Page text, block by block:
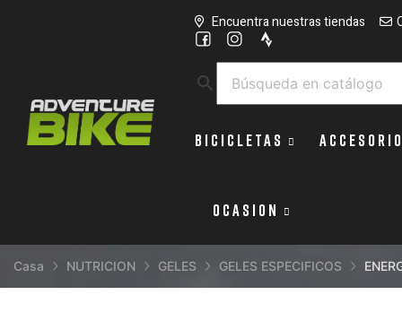
Encuentra nuestras tiendas
search
BICICLETAS
OCASION
Casa NUTRICION GELES GELES ESPECIFICOS